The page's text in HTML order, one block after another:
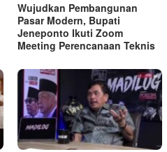
Wujudkan Pembangunan
Pasar Modern, Bupati
Jeneponto Ikuti Zoom
Meeting Perencanaan Teknis